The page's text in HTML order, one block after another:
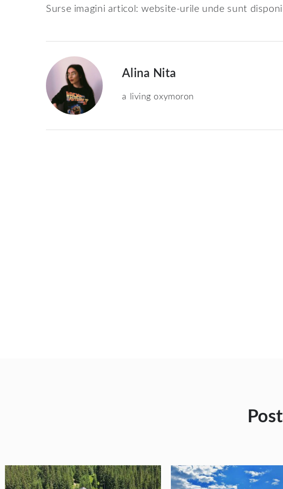
Surse imagini articol: website-urile unde sunt
Alina Nita
a living oxymoron